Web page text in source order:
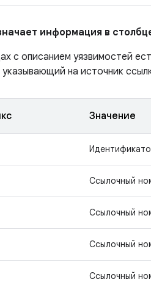
информация в
с описанием уязвимостей
на источник
Значение
Ссылочный
Ссылочный
Ссылочный
Ссылочный